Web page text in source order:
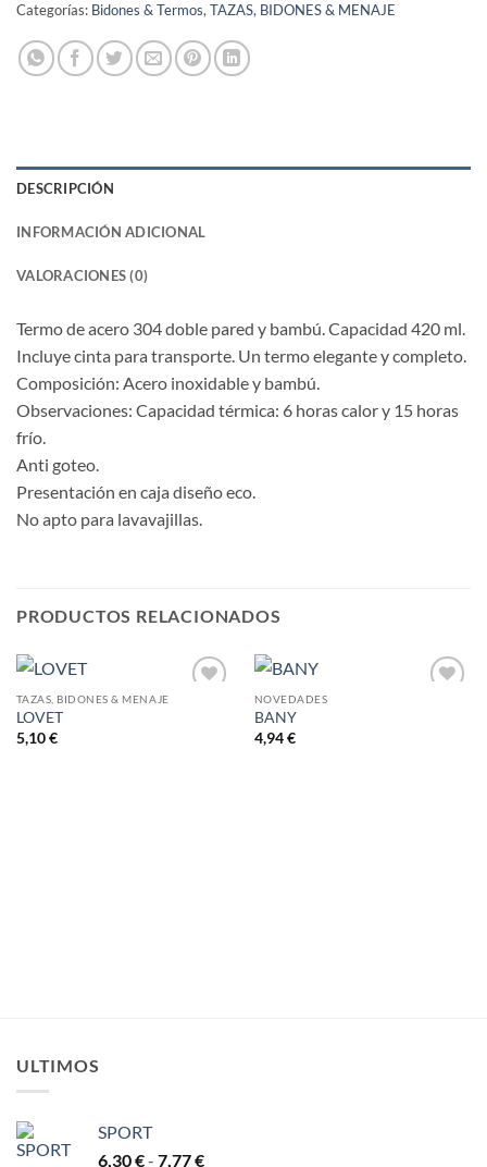
Categorías: Bidones & Termos,TAZAS, BIDONES & MENAJE
DESCRIPCIÓN
INFORMACIÓN ADICIONAL
VALORACIONES (0)
Termo de acero 304 doble pared y bambú. Capacidad 420 ml.
Incluye cinta para transporte. Un termo elegante y completo.
Composición: Acero inoxidable y bambú.
Observaciones: Capacidad térmica: 6 horas calor y 15 horas
frío.
Anti goteo.
Presentación en caja diseño eco.
No apto para lavavajillas.
PRODUCTOS RELACIONADOS
TAZAS, BIDONES & MENAJE
LOVET
5,10€
NOVEDADES
BANY
4,94€
ULTIMOS
SPORT
6,30€- 7,77€Rango